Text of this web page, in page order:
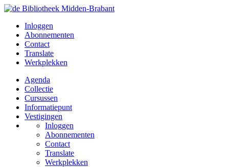
Inloggen
Abonnementen
Contact
Translate
Werkplekken
Agenda
Collectie
Cursussen
Informatiepunt
Vestigingen
Inloggen
Abonnementen
Contact
Translate
Werkplekken